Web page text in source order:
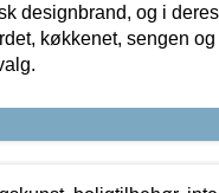
designbrand, og i deres
køkkenet, sengen og